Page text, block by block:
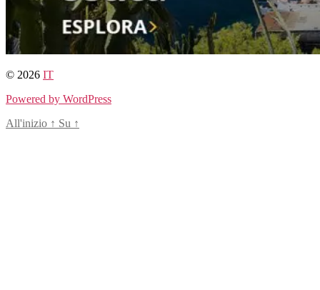
© 2026 IT
Powered by WordPress
All'inizio ↑ Su ↑